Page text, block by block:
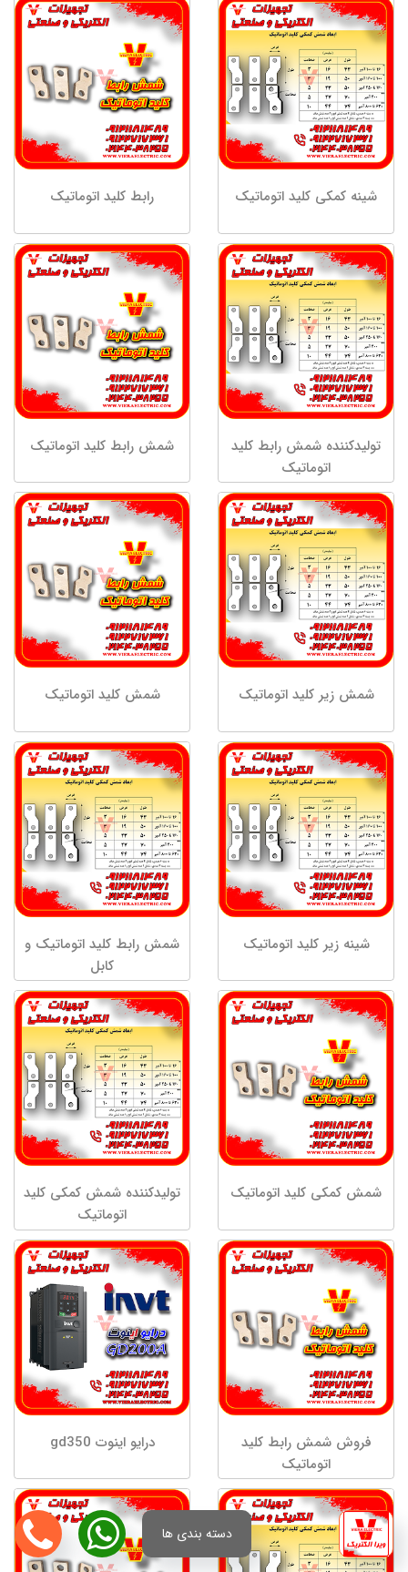
شینه کمکی کلید اتوماتیک رابط کلید اتوماتیک
تولیدکننده شمش رابط کلید
اتوماتیک
شمش رابط کلید اتوماتیک
شمش زیر کلید اتوماتیک شمش کلید اتوماتیک
شینه زیر کلید اتوماتیک
شمش رابط کلید اتوماتیک و
کابل
شمش کمکی کلید اتوماتیک
تولیدکننده شمش کمکی کلید
اتوماتیک
فروش شمش رابط کلید
اتوماتیک
درایو اینوت gd350
دسته بندی ها